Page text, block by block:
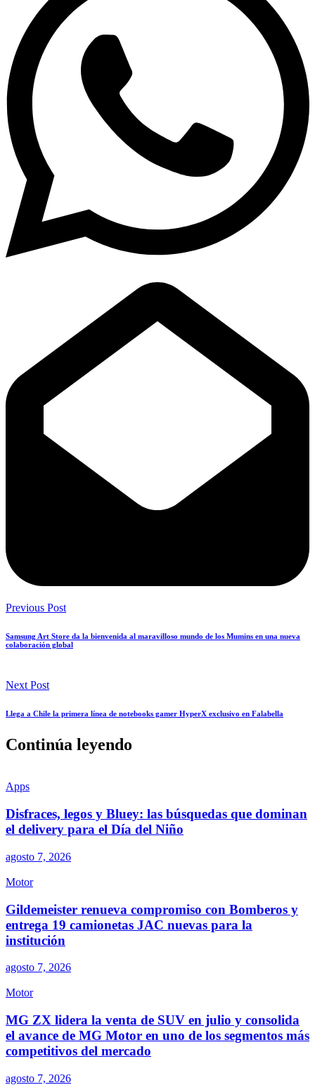
Previous Post
Samsung Art Store da la bienvenida al maravilloso mundo de los Mumins en una nueva
colaboración global
Next Post
Llega a Chile la primera línea de notebooks gamer HyperX exclusivo en Falabella
Continúa leyendo
Apps
Disfraces, legos y Bluey: las búsquedas que dominan
el delivery para el Día del Niño
agosto 7, 2026
Motor
Gildemeister renueva compromiso con Bomberos y
entrega 19 camionetas JAC nuevas para la
institución
agosto 7, 2026
Motor
MG ZX lidera la venta de SUV en julio y consolida
el avance de MG Motor en uno de los segmentos más
competitivos del mercado
agosto 7, 2026